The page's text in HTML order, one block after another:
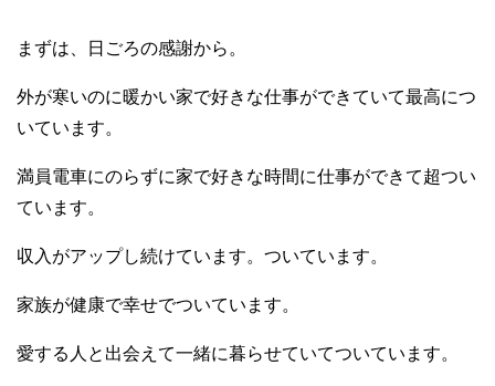
まずは、日ごろの感謝から。
外が寒いのに暖かい家で好きな仕事ができていて最高につ
いています。
満員電車にのらずに家で好きな時間に仕事ができて超つい
ています。
収入がアップし続けています。ついています。
家族が健康で幸せでついています。
愛する人と出会えて一緒に暮らせていてついています。